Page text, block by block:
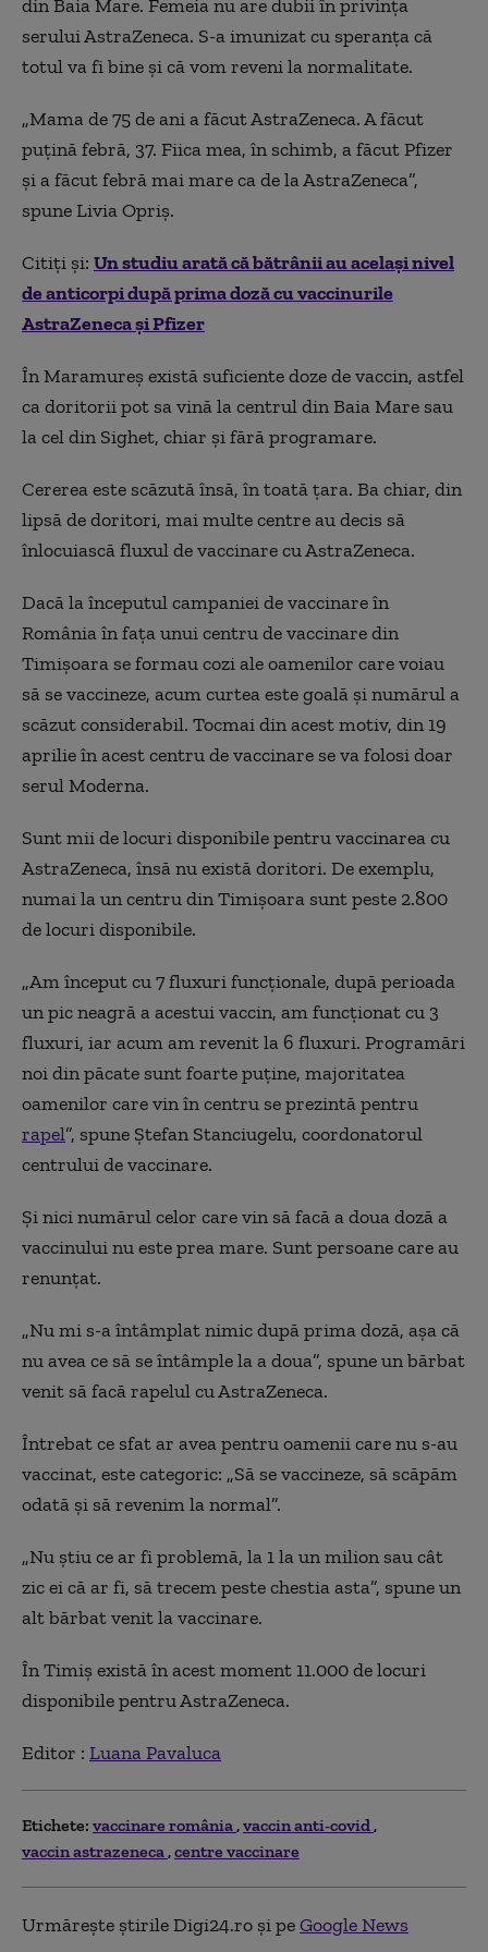
din Baia Mare. Femeia nu are dubii în privința
serului AstraZeneca. S-a imunizat cu speranța că
totul va fi bine și că vom reveni la normalitate.
„Mama de 75 de ani a făcut AstraZeneca. A făcut
puțină febră, 37. Fiica mea, în schimb, a făcut Pfizer
și a făcut febră mai mare ca de la AstraZeneca”,
spune Livia Opriș.
Citiți și: Un studiu arată că bătrânii au același nivel
de anticorpi după prima doză cu vaccinurile
AstraZeneca şi Pfizer
În Maramureș există suficiente doze de vaccin, astfel
ca doritorii pot sa vină la centrul din Baia Mare sau
la cel din Sighet, chiar și fără programare.
Cererea este scăzută însă, în toată țara. Ba chiar, din
lipsă de doritori, mai multe centre au decis să
înlocuiască fluxul de vaccinare cu AstraZeneca.
Dacă la începutul campaniei de vaccinare în
România în fața unui centru de vaccinare din
Timișoara se formau cozi ale oamenilor care voiau
să se vaccineze, acum curtea este goală și numărul a
scăzut considerabil. Tocmai din acest motiv, din 19
aprilie în acest centru de vaccinare se va folosi doar
serul Moderna.
Sunt mii de locuri disponibile pentru vaccinarea cu
AstraZeneca, însă nu există doritori. De exemplu,
numai la un centru din Timișoara sunt peste 2.800
de locuri disponibile.
„Am început cu 7 fluxuri funcționale, după perioada
un pic neagră a acestui vaccin, am funcționat cu 3
fluxuri, iar acum am revenit la 6 fluxuri. Programări
noi din păcate sunt foarte puține, majoritatea
oamenilor care vin în centru se prezintă pentru
rapel”, spune Ștefan Stanciugelu, coordonatorul
centrului de vaccinare.
Și nici numărul celor care vin să facă a doua doză a
vaccinului nu este prea mare. Sunt persoane care au
renunțat.
„Nu mi s-a întâmplat nimic după prima doză, așa că
nu avea ce să se întâmple la a doua”, spune un bărbat
venit să facă rapelul cu AstraZeneca.
Întrebat ce sfat ar avea pentru oamenii care nu s-au
vaccinat, este categoric: „Să se vaccineze, să scăpăm
odată și să revenim la normal”.
„Nu știu ce ar fi problemă, la 1 la un milion sau cât
zic ei că ar fi, să trecem peste chestia asta”, spune un
alt bărbat venit la vaccinare.
În Timiș există în acest moment 11.000 de locuri
disponibile pentru AstraZeneca.
Editor : Luana Pavaluca
Etichete: vaccinare românia vaccin anti-covid
vaccin astrazeneca centre vaccinare
Urmărește știrile Digi24.ro și peGoogle News